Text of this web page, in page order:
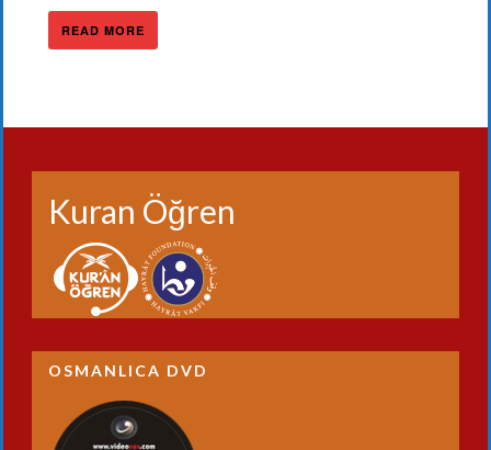
READ MORE
Kuran Öğren
OSMANLICA DVD